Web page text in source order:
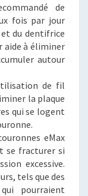
de
fois par jour
du dentifrice
aide à éliminer
autour
de fil
la plaque
qui se logent
eMax
se fracturer si
excessive.
tels que des
pourraient